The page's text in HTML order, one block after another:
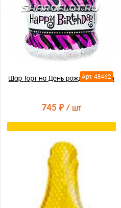
Арт: 48462
Шар Торт на День рождения 65см
745 ₽/ шт
Купить в 1 клик
В избранное
В наличии